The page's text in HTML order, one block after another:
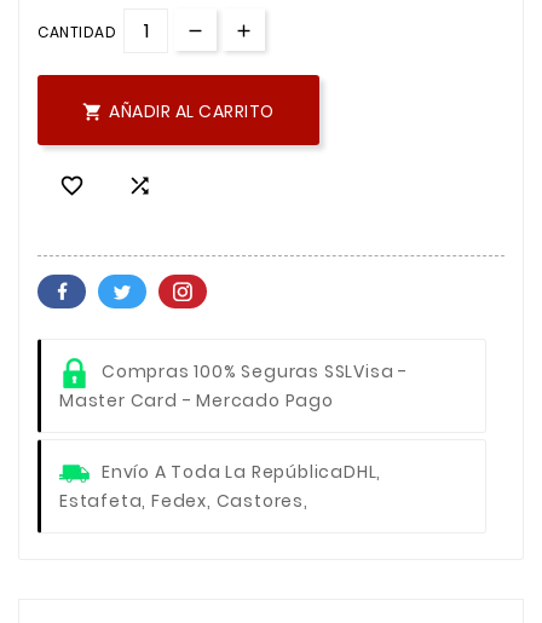
CANTIDAD
 AÑADIR AL CARRITO
 
Compras 100% Seguras SSLVisa -
Master Card - Mercado Pago
Envío A Toda La RepúblicaDHL,
Estafeta, Fedex, Castores,